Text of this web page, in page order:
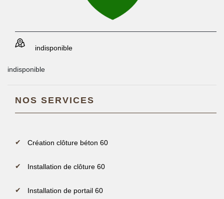
indisponible
indisponible
NOS SERVICES
Création clôture béton 60
Installation de clôture 60
Installation de portail 60